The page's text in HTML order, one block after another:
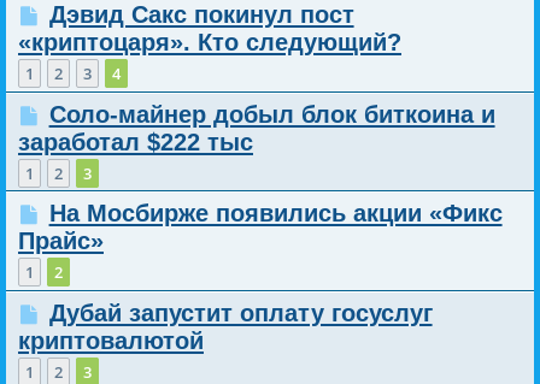
Дэвид Сакс покинул пост
«криптоцаря». Кто следующий?
1 2 3 4
Соло-майнер добыл блок биткоина и
заработал $222 тыс
1 2 3
На Мосбирже появились акции «Фикс
Прайс»
1 2
Дубай запустит оплату госуслуг
криптовалютой
1 2 3